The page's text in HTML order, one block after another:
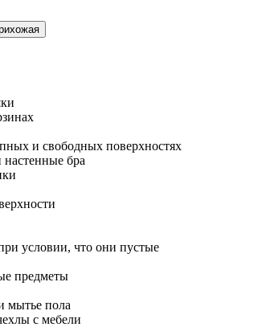
и свободных поверхностях
бра
условии, что они пустые
предметы
мытье пола
с мебели